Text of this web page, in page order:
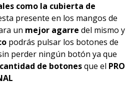
como la cubierta de
presente en los mangos de
un mejor agarre del mismo y
podrás pulsar los botones de
perder ningún botón ya que
de botonesque el PRO